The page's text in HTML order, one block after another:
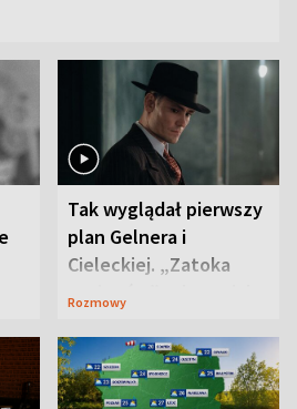
Tak wyglądał pierwszy
plan Gelnera i
Cieleckiej. „Zatoka
szpiegów” od razu ich
Rozmowy